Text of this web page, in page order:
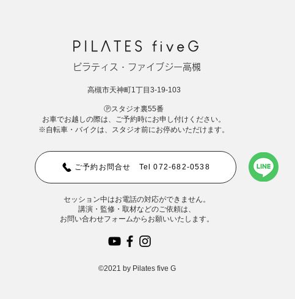
ピラティス・ファイブジー高槻
​​高槻市天神町1丁目3-19-103
​Ⓟスタジオ裏55番
​お車でお越しの際は、ご予約時にお申し付けください。
​※自転車・バイクは、スタジオ前にお停めいただけます。
ご予約お問合せ Tel 072-682-0538
​セッション中はお電話の対応ができません。
​講演・監修・取材などのご依頼は、
お問い合わせフォームからお願いいたします。
©2021 by Pilates five G